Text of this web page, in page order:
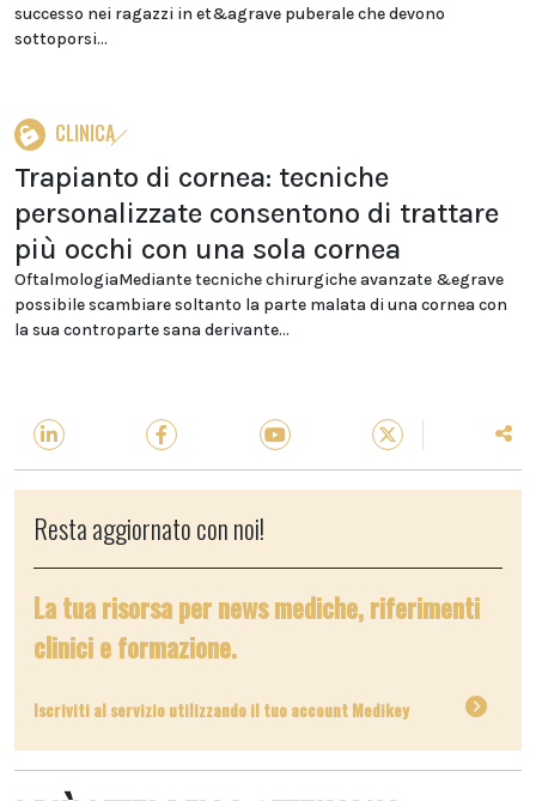
successo nei ragazzi in et&agrave puberale che devono
sottoporsi...
CLINICA
Trapianto di cornea: tecniche
personalizzate consentono di trattare
più occhi con una sola cornea
OftalmologiaMediante tecniche chirurgiche avanzate &egrave
possibile scambiare soltanto la parte malata di una cornea con
la sua controparte sana derivante...
Resta aggiornato con noi!
La tua risorsa per news mediche, riferimenti
clinici e formazione.
Iscriviti al servizio utilizzando il tuo account Medikey